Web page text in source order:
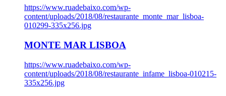
https://www.ruadebaixo.com/wp-
content/uploads/2018/08/restaurante_monte_mar_lisboa-
010299-335x256.jpg
MONTE MAR LISBOA
https://www.ruadebaixo.com/wp-
content/uploads/2018/08/restaurante_infame_lisboa-010215-
335x256.jpg